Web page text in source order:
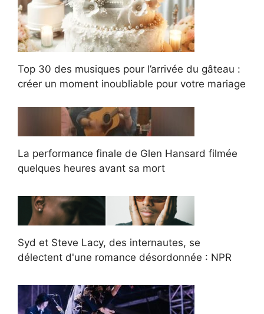
Top 30 des musiques pour l’arrivée du gâteau :
créer un moment inoubliable pour votre mariage
La performance finale de Glen Hansard filmée
quelques heures avant sa mort
Syd et Steve Lacy, des internautes, se
délectent d'une romance désordonnée : NPR